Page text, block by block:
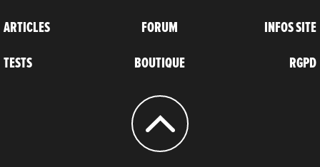
ARTICLES
TESTS
FORUM
BOUTIQUE
INFOS SITE
RGPD